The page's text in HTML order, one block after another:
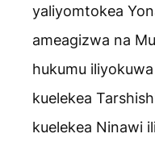
yaliyomtokea
ameagizwa na
hukumu
kuelekea
kuelekea Ninawi